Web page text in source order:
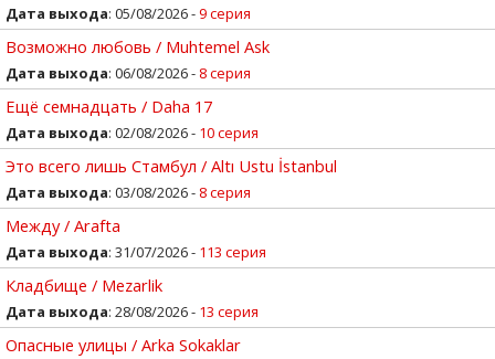
Дата выхода: 05/08/2026 -9 серия
Возможно любовь / Muhtemel Ask
Дата выхода: 06/08/2026 - 8 серия
Ещё семнадцать / Daha 17
Дата выхода: 02/08/2026 - 10 серия
Это всего лишь Стамбул / Altı Ustu İstanbul
Дата выхода: 03/08/2026 - 8 серия
Между / Arafta
Дата выхода: 31/07/2026 - 113 серия
Кладбище / Mezarlik
Дата выхода: 28/08/2026 - 13 серия
Опасные улицы / Arka Sokaklar